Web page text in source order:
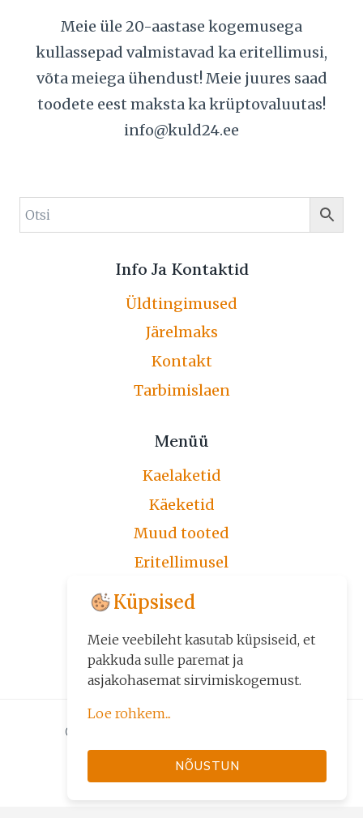
Meie üle 20-aastase kogemusega
kullassepad valmistavad ka eritellimusi,
võta meiega ühendust! Meie juures saad
toodete eest maksta ka krüptovaluutas!
info@kuld24.ee
Info Ja Kontaktid
Üldtingimused
Järelmaks
Kontakt
Tarbimislaen
Menüü
Kaelaketid
Käeketid
Muud tooted
Eritellimusel
Järelmaks
Üldtingimused
Kontakt
© 2026 Kuld24 - Kuld, Kuldehted
järelmaksuga
Küpsised
Meie veebileht kasutab küpsiseid, et
pakkuda sulle paremat ja
asjakohasemat sirvimiskogemust.
Loe rohkem...
Küpsiseid kasutame kolmel
NÕUSTUN